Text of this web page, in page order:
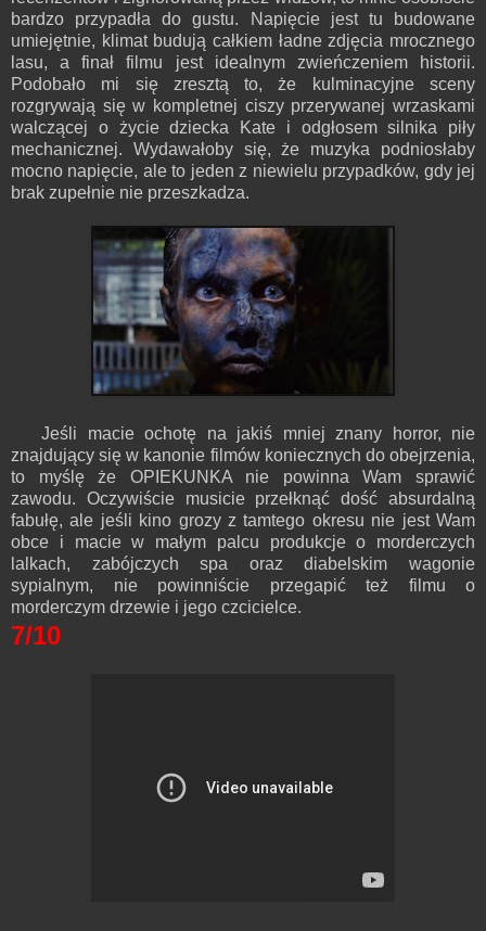
bardzo przypadła do gustu. Napięcie jest tu budowane
umiejętnie, klimat budują całkiem ładne zdjęcia mrocznego
lasu, a finał filmu jest idealnym zwieńczeniem historii.
Podobało mi się zresztą to, że kulminacyjne sceny
rozgrywają się w kompletnej ciszy przerywanej wrzaskami
walczącej o życie dziecka Kate i odgłosem silnika piły
mechanicznej. Wydawałoby się, że muzyka podniosłaby
mocno napięcie, ale to jeden z niewielu przypadków, gdy jej
brak zupełnie nie przeszkadza.
Jeśli macie ochotę na jakiś mniej znany horror, nie
znajdujący się w kanonie filmów koniecznych do obejrzenia,
to myślę że OPIEKUNKA nie powinna Wam sprawić
zawodu. Oczywiście musicie przełknąć dość absurdalną
fabułę, ale jeśli kino grozy z tamtego okresu nie jest Wam
obce i macie w małym palcu produkcje o morderczych
lalkach, zabójczych spa oraz diabelskim wagonie
sypialnym, nie powinniście przegapić też filmu o
morderczym drzewie i jego czcicielce.
7/10